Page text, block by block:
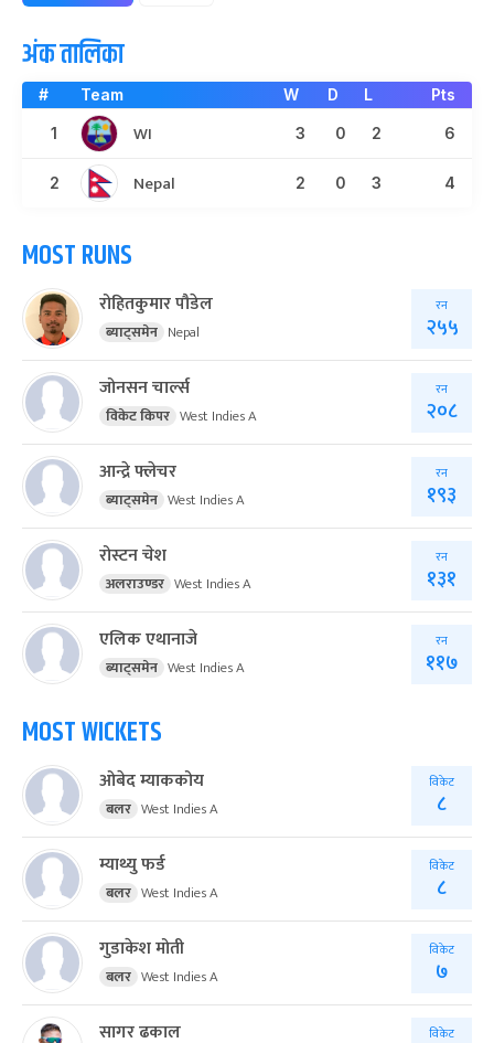
अंक तालिका
# Team W D L Pts
1 WI 3 0 2 6
2 Nepal 2 0 3 4
MOST RUNS
रोहितकुमार पौडेल
ब्याट्समेन Nepal
रन
२५५
जोनसन चार्ल्स
विकेट किपर West Indies A
रन
२०८
आन्द्रे फ्लेचर
ब्याट्समेन West Indies A
रन
१९३
रोस्टन चेश
अलराउण्डर West Indies A
रन
१३१
एलिक एथानाजे
ब्याट्समेन West Indies A
रन
११७
MOST WICKETS
ओबेद म्याककोय
बलर West Indies A
विकेट
८
म्याथ्यु फर्ड
बलर West Indies A
विकेट
८
गुडाकेश मोती
बलर West Indies A
विकेट
७
सागर ढकाल विकेट